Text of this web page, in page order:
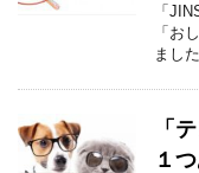
「
「お
まし
「
１